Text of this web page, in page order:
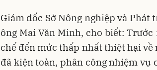
Giám đốc Sở Nông nghiệp và
ông Mai Văn Minh, cho biết:
chế đến mức thấp nhất thiệt hại về
đã kiện toàn, phân công nhiệm